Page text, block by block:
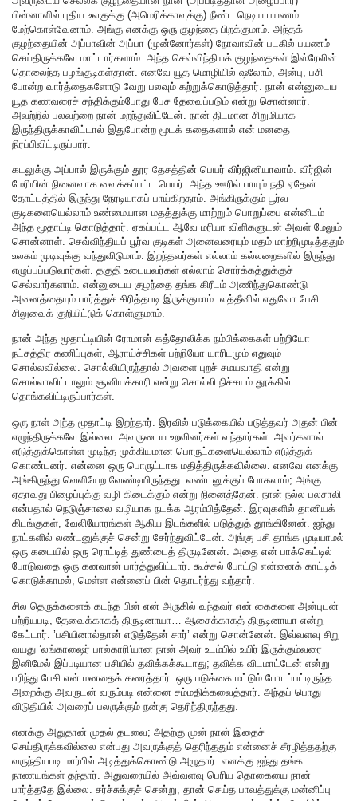
பின்னாளில் புதிய உலகுக்கு (அமெரிக்காவுக்கு) நீண்ட நெடிய பயணம்
மேற்கொள்வேனாம். அங்கு எனக்கு ஒரு குழந்தை பிறக்குமாம். அந்தக்
குழந்தையின் அப்பாவின் அப்பா (முன்னோர்கள்) நோவாவின் படகில் பயணம்
செய்திருக்கவே மாட்டார்களாம். அந்த செவ்விந்தியக் குழந்தைகள் இஸ்ரேலின்
தொலைந்த பழங்குடிகள்தான். எனவே யூத மொழியில் ஷலோம், அன்பு, பசி
போன்ற வார்த்தைகளோடு வேறு பலவும் கற்றுக்கொடுத்தார். நான் என்னுடைய
யூத கணவரைச் சந்திக்கும்போது பேச தேவைப்படும் என்று சொன்னார்.
அவற்றில் பலவற்றை நான் மறந்துவிட்டேன். நான் திடமான சிறுமியாக
இருந்திருக்காவிட்டால் இதுபோன்ற மூடக் கதைகளால் என் மனதை
நிரப்பிவிட்டிருப்பார்.
கடலுக்கு அப்பால் இருக்கும் தூர தேசத்தின் பெயர் விர்ஜினியாவாம். விர்ஜின்
மேரியின் நினைவாக வைக்கப்பட்ட பெயர். அந்த ஊரில் பாயும் நதி ஏதேன்
தோட்டத்தில் இருந்து நேரடியாகப் பாய்கிறதாம். அங்கிருக்கும் பூர்வ
குடிகளையெல்லாம் உண்மையான மதத்துக்கு மாற்றும் பொறுப்பை என்னிடம்
அந்த மூதாட்டி கொடுத்தார். ஏகப்பட்ட ஆவே மரியா விளிகளுடன் அவள் மேலும்
சொன்னாள். செவ்விந்தியப் பூர்வ குடிகள் அனைவரையும் மதம் மாற்றிமுடித்ததும்
உலகம் முடிவுக்கு வந்துவிடுமாம். இறந்தவர்கள் எல்லாம் கல்லறைகளில் இருந்து
எழுப்பப்படுவார்கள். தகுதி உடையவர்கள் எல்லாம் சொர்க்கத்துக்குச்
செல்வார்களாம். என்னுடைய குழந்தை தங்க கிரீடம் அணிந்துகொண்டு
அனைத்தையும் பார்த்துச் சிரித்தபடி இருக்குமாம். லத்தீனில் எதுவோ பேசி
சிலுவைக் குறியிட்டுக் கொள்ளுமாம்.
நான் அந்த மூதாட்டியின் ரோமான் கத்தோலிக்க நம்பிக்கைகள் பற்றியோ
நட்சத்திர கணிப்புகள், ஆராய்ச்சிகள் பற்றியோ யாரிடமும் எதுவும்
சொல்லவில்லை. சொல்லியிருந்தால் அவளை புறச் சமயவாதி என்று
சொல்லாவிட்டாலும் சூனியக்காரி என்று சொல்லி நிச்சயம் தூக்கில்
தொங்கவிட்டிருப்பார்கள்.
ஒரு நாள் அந்த மூதாட்டி இறந்தார். இரவில் படுக்கையில் படுத்தவர் அதன் பின்
எழுந்திருக்கவே இல்லை. அவருடைய உறவினர்கள் வந்தார்கள். அவர்களால்
எடுத்துக்கொள்ள முடிந்த முக்கியமான பொருட்களையெல்லாம் எடுத்துக்
கொண்டனர். என்னை ஒரு பொருட்டாக மதித்திருக்கவில்லை. எனவே எனக்கு
அங்கிருந்து வெளியேற வேண்டியிருந்தது. லண்டனுக்குப் போகலாம்; அங்கு
ஏதாவது பிழைப்புக்கு வழி கிடைக்கும் என்று நினைத்தேன். நான் நல்ல பலசாலி
என்பதால் நெடுஞ்சாலை வழியாக நடக்க ஆரம்பித்தேன். இரவுகளில் தானியக்
கிடங்குகள், வேலியோரங்கள் ஆகிய இடங்களில் படுத்துத் தூங்கினேன். ஐந்து
நாட்களில் லண்டனுக்குச் சென்று சேர்ந்துவிட்டேன். அங்கு பசி தாங்க முடியாமல்
ஒரு கடையில் ஒரு ரொட்டித் துண்டைத் திருடினேன். அதை என் பாக்கெட்டில்
போடுவதை ஒரு கனவான் பார்த்துவிட்டார். கூச்சல் போட்டு என்னைக் காட்டிக்
கொடுக்காமல், மெள்ள என்னைப் பின் தொடர்ந்து வந்தார்.
சில தெருக்களைக் கடந்த பின் என் அருகில் வந்தவர் என் கைகளை அன்புடன்
பற்றியபடி, தேவைக்காகத் திருடினாயா… ஆசைக்காகத் திருடினாயா என்று
கேட்டார். ’பசியினால்தான் எடுத்தேன் சார்’ என்று சொன்னேன். இவ்வளவு சிறு
வயது ’லங்காஷைர் பால்காரி’யான நான் அவர் உடம்பில் உயிர் இருக்கும்வரை
இனிமேல் இப்படியான பசியில் தவிக்கக்கூடாது; தவிக்க விடமாட்டேன் என்று
பரிந்து பேசி என் மனதைக் கரைத்தார். ஒரு படுக்கை மட்டும் போடப்பட்டிருந்த
அறைக்கு அவருடன் வரும்படி என்னை சம்மதிக்கவைத்தார். அந்தப் பொது
விடுதியில் அவரைப் பலருக்கும் நன்கு தெரிந்திருந்தது.
எனக்கு அதுதான் முதல் தடவை; அதற்கு முன் நான் இதைச்
செய்திருக்கவில்லை என்பது அவருக்குத் தெரிந்ததும் என்னைச் சீரழித்ததற்கு
வருந்தியபடி மார்பில் அடித்துக்கொண்டு அழுதார். எனக்கு ஐந்து தங்க
நாணயங்கள் தந்தார். அதுவரையில் அவ்வளவு பெரிய தொகையை நான்
பார்த்ததே இல்லை. சர்ச்சுக்குச் சென்று, தான் செய்த பாவத்துக்கு மன்னிப்பு